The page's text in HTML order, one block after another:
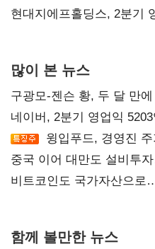
현대지에프홀딩스, 2분기
많이 본 뉴스
구광모-젠슨 황, 두 달 만
네이버, 2분기 영업익
윙입푸드, 경영진
중국 이어 대만도 설비투
비트코인도 국가자산으로
함께 볼만한 뉴스